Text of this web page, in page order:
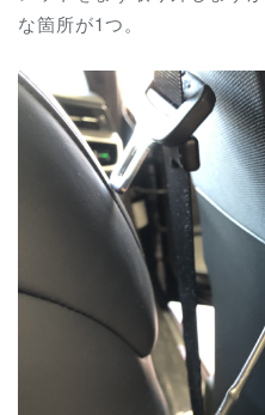
な箇所が1つ。